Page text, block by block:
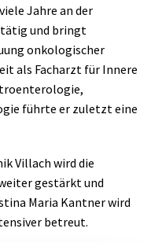
Jahre an der
tätig und bringt
onkologischer
als Facharzt für Innere
führte er zuletzt eine
Villach wird die
gestärkt und
Maria Kantner wird
betreut.